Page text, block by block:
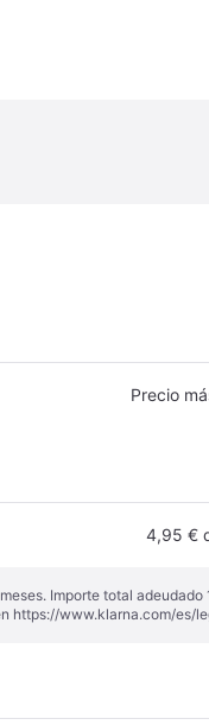
Precio
4,95 €
Importe total
https://www.klarna.com/es/